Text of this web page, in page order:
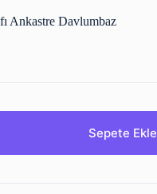
Ankastre Davlumbaz
Sepete Ekle